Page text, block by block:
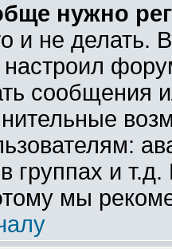
нужно
и не делать.
сообщения
группах и
мы